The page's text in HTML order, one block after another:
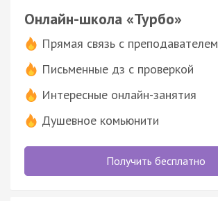
Онлайн-школа «Турбо»
Прямая связь с преподавателем
Письменные дз с проверкой
Интересные онлайн-занятия
Душевное комьюнити
Получить бесплатно